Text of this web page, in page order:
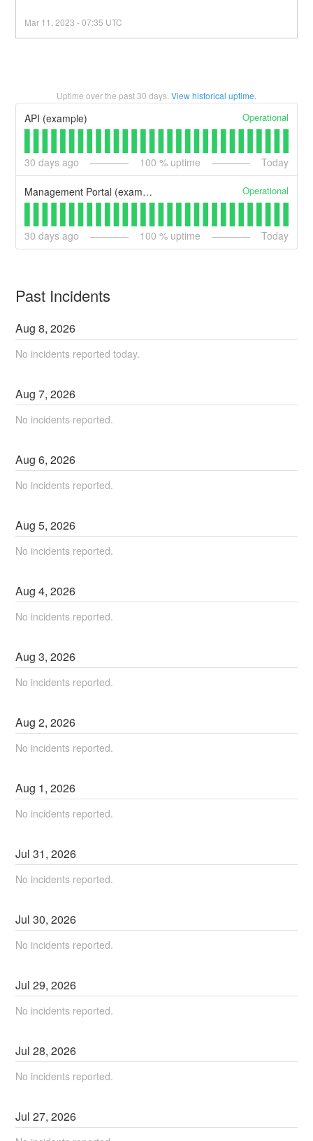
Mar 11 ,2023 -07:35 UTC
Uptime over the past30 days. View historical uptime.
API (example) Operational
30 days ago 100 % uptime Today
Management Portal (example) Operational
30 days ago 100 % uptime Today
Past Incidents
Aug8,2026
No incidents reported today.
Aug7,2026
No incidents reported.
Aug6,2026
No incidents reported.
Aug5,2026
No incidents reported.
Aug4,2026
No incidents reported.
Aug3,2026
No incidents reported.
Aug2,2026
No incidents reported.
Aug 1,2026
No incidents reported.
Jul31,2026
No incidents reported.
Jul30,2026
No incidents reported.
Jul29,2026
No incidents reported.
Jul28,2026
No incidents reported.
Jul27,2026